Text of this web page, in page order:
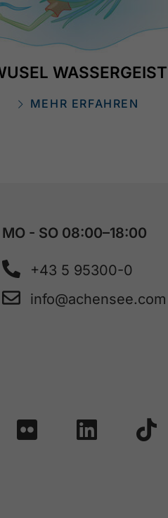
WASSERGEIST
MEHR ERFAHREN
MO - SO 08:00–18:00
+43 5 95300-0
info@achensee.com